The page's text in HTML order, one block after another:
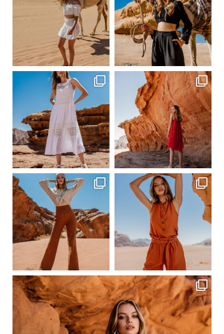
Сер 20 Сер 20
ebutikpl
Сер 19
ebutikpl
Сер 19
ebutikpl
Сер 19
ebutikpl
ebutikpl
Сер 17